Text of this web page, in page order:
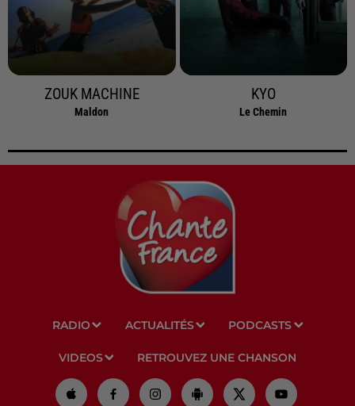
ZOUK MACHINE
Maldon
KYO
Le Chemin
RADIO ACTUALITÉS PODCASTS
VIDEOS RETROUVEZ UNE CHANSON